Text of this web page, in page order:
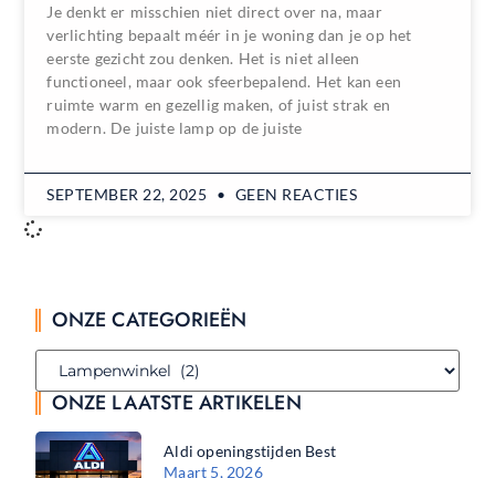
Je denkt er misschien niet direct over na, maar
verlichting bepaalt méér in je woning dan je op het
eerste gezicht zou denken. Het is niet alleen
functioneel, maar ook sfeerbepalend. Het kan een
ruimte warm en gezellig maken, of juist strak en
modern. De juiste lamp op de juiste
SEPTEMBER 22, 2025 GEEN REACTIES
ONZE CATEGORIEËN
ONZE LAATSTE ARTIKELEN
Aldi openingstijden Best
Maart 5, 2026